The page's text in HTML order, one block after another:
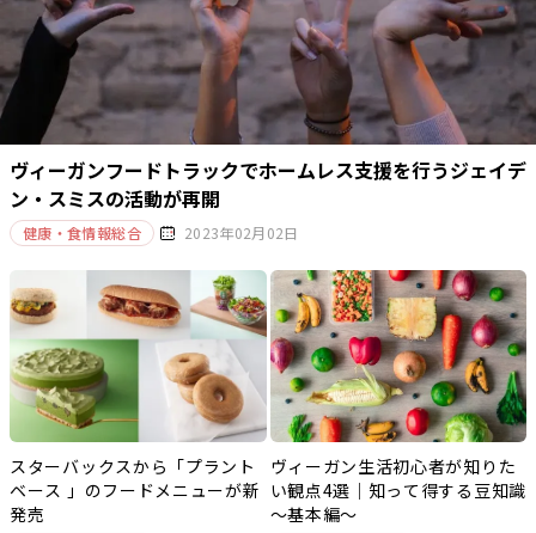
ヴィーガンフードトラックでホームレス支援を行うジェイデ
ン・スミスの活動が再開
健康・食情報総合 2023年02月02日
スターバックスから「プラント
ベース 」のフードメニューが新
発売
ヴィーガン生活初心者が知りた
い観点4選｜知って得する豆知識
～基本編～